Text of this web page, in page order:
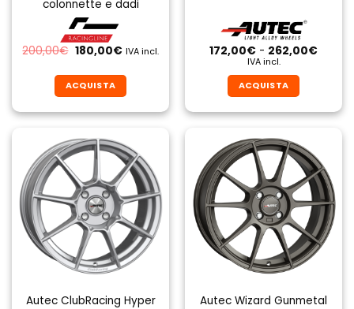
colonnette e dadi
200,00€ Il
prezzo
era:
200,00€.
180,00€Il
è:
180,00€.
IVA incl.
ACQUISTA
prodotto
ha
più
varianti.
Le
opzioni
possono
essere
scelte
nella
del
172,00€ - 262,00€Fascia
IVA incl.
ACQUISTA
prodotto
ha
più
varianti.
Le
opzioni
possono
essere
scelte
nella
del
Autec ClubRacing Hyper
Autec Wizard Gunmetal